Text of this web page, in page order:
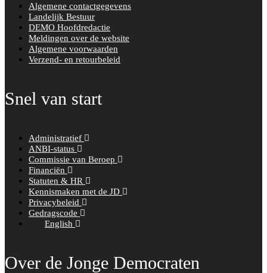
Algemene contactgegevens
Landelijk Bestuur
DEMO Hoofdredactie
Meldingen over de website
Algemene voorwaarden
Verzend- en retourbeleid
Snel van start
Administratief
ANBI-status
Commissie van Beroep
Financiën
Statuten & HR
Kennismaken met de JD
Privacybeleid
Gedragscode
English
Over de Jonge Democraten